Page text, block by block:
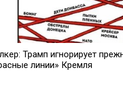
Трамп игнорирует
линии» Кремля